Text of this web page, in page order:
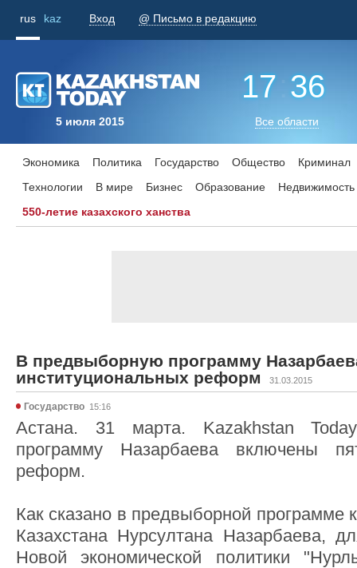
rus kaz Вход @ Письмо в редакцию
5 июля 2015
17:36
Все области
Экономика Политика Государство Общество
Криминал
Технологии
В мире Бизнес Образование
Недвижимость
550-летие казахского ханства
В предвыборную программу
институциональных реформ
31.03.2015
Государство 15:16
Астана. 31 марта. Kazakhstan
программу Назарбаева включены
реформ.
Как сказано в предвыборной программе
Казахстана Нурсултана Назарбаева,
Новой экономической политики